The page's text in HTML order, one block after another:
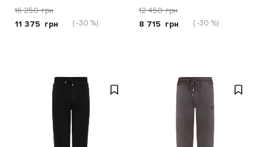
16 250 грн
11 375 грн ( -30 %)
12 450 грн
8 715 грн ( -30 %)